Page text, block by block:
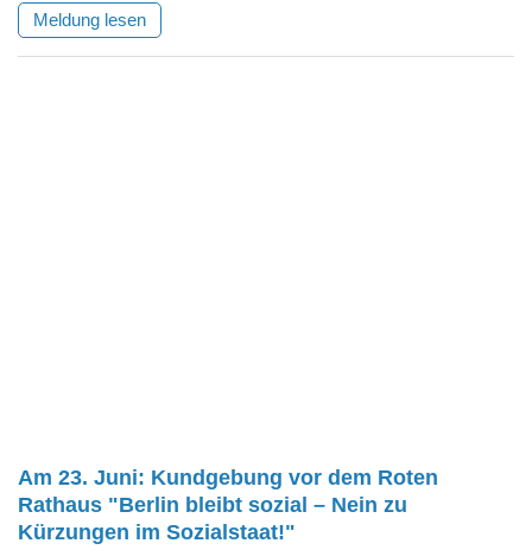
Meldung lesen
Am 23. Juni: Kundgebung vor dem Roten
Rathaus "Berlin bleibt sozial – Nein zu
Kürzungen im Sozialstaat!"